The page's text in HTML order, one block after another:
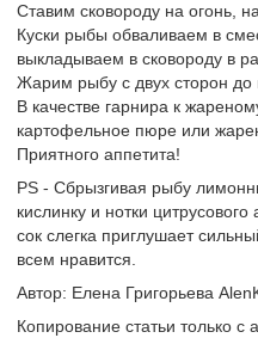
Ставим сковороду на огонь,
Куски рыбы обваливаем в
выкладываем в сковороду в
Жарим рыбу с двух сторон до
В качестве гарнира к
картофельное пюре или
Приятного аппетита!
PS - Сбрызгивая рыбу
кислинку и нотки
сок слегка приглушает
всем нравится.
Автор: Елена Григорьева
Копирование статьи только с